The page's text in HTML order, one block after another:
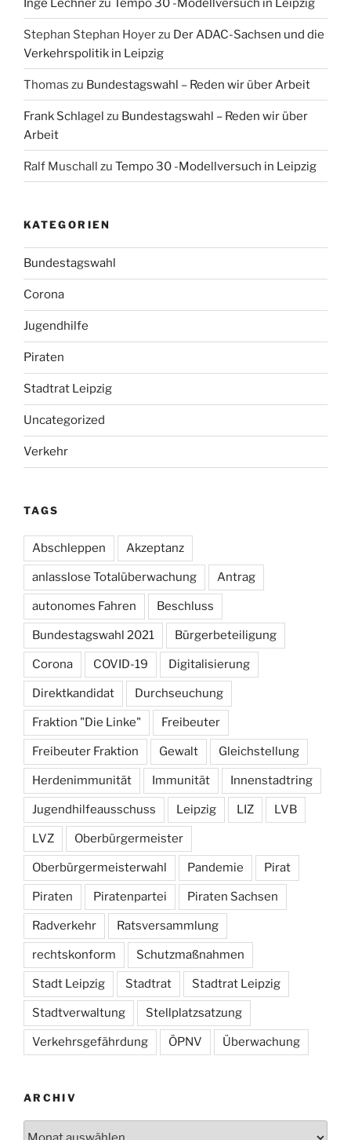
Stephan Stephan Hoyerzu Der ADAC-Sachsen und die
Verkehrspolitik in Leipzig
Thomas zu Bundestagswahl – Reden wir über Arbeit
Frank Schlagel zu Bundestagswahl – Reden wir über
Arbeit
Ralf Muschall zu Tempo 30 -Modellversuch in Leipzig
KATEGORIEN
Bundestagswahl
Corona
Jugendhilfe
Piraten
Stadtrat Leipzig
Uncategorized
Verkehr
TAGS
Abschleppen Akzeptanz
anlasslose Totalüberwachung Antrag
autonomes Fahren Beschluss
Bundestagswahl 2021 Bürgerbeteiligung
Corona COVID-19 Digitalisierung
Direktkandidat Durchseuchung
Fraktion "Die Linke" Freibeuter
Freibeuter Fraktion Gewalt Gleichstellung
Herdenimmunität Immunität Innenstadtring
Jugendhilfeausschuss Leipzig LIZ LVB
LVZ Oberbürgermeister
Oberbürgermeisterwahl Pandemie Pirat
Piraten Piratenpartei Piraten Sachsen
Radverkehr Ratsversammlung
rechtskonform Schutzmaßnahmen
Stadt Leipzig Stadtrat Stadtrat Leipzig
Stadtverwaltung Stellplatzsatzung
Verkehrsgefährdung ÖPNV Überwachung
ARCHIV